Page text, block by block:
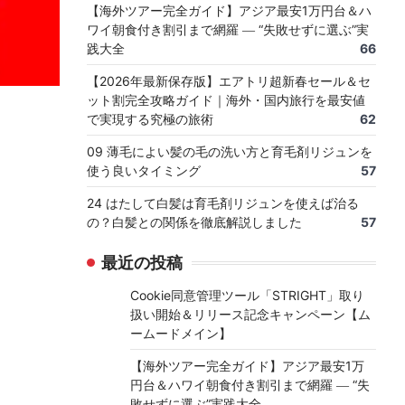
【海外ツアー完全ガイド】アジア最安1万円台＆ハ
ワイ朝食付き割引まで網羅 ― “失敗せずに選ぶ”実
践大全
66
【2026年最新保存版】エアトリ超新春セール＆セ
ット割完全攻略ガイド｜海外・国内旅行を最安値
で実現する究極の旅術
62
09 薄毛によい髪の毛の洗い方と育毛剤リジュンを
使う良いタイミング
57
24 はたして白髪は育毛剤リジュンを使えば治る
の？白髪との関係を徹底解説しました
57
最近の投稿
Cookie同意管理ツール「STRIGHT」取り
扱い開始＆リリース記念キャンペーン【ム
ームードメイン】
【海外ツアー完全ガイド】アジア最安1万
円台＆ハワイ朝食付き割引まで網羅 ― “失